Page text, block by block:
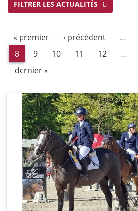
FILTRER LES ACTUALITÉS
« premier ‹ précédent …
8
9 10 11 12 …
dernier »